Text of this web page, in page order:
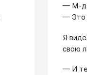
— М-
— Это
Я
свою
— И